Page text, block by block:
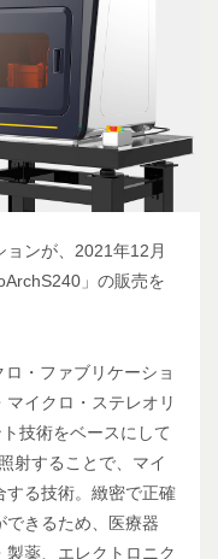
ンが、2021年12月
」の販売を
・ファブリケーショ
イクロ・ステレオリ
技術をベースにして
射することで、マイ
する技術。緻密で正確
できるため、医療器
薬、エレクトロニク